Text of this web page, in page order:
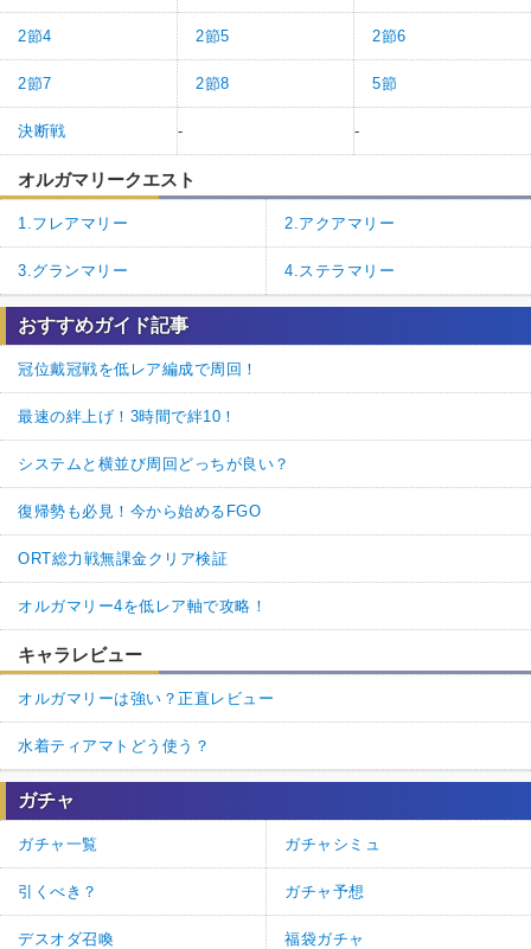
2節4 2節5 2節6
2節7 2節8 5節
決断戦 - -
オルガマリークエスト
1.フレアマリー 2.アクアマリー
3.グランマリー 4.ステラマリー
おすすめガイド記事
冠位戴冠戦を低レア編成で周回！
最速の絆上げ！3時間で絆10！
システムと横並び周回どっちが良い？
復帰勢も必見！今から始めるFGO
ORT総力戦無課金クリア検証
オルガマリー4を低レア軸で攻略！
キャラレビュー
オルガマリーは強い？正直レビュー
水着ティアマトどう使う？
ガチャ
ガチャ一覧 ガチャシミュ
引くべき？ ガチャ予想
デスオダ召喚 福袋ガチャ